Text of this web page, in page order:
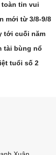
tin vui
mới từ 3/8-9/8
tới cuối năm
tài bùng nổ
tuổi số 2